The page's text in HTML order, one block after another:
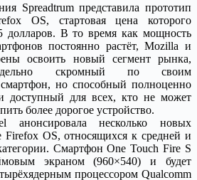
Spreadtrum представила прототип
OS, стартовая цена которого
долларов. В то время как мощность
постоянно растёт, Mozilla и
освоить новый сегмент рынка,
скромный по своим
смартфон, но способный полноценно
доступный для всех, кто не может
более дорогое устройство.
анонсировала несколько новых
Firefox OS, относящихся к средней и
Смартфон One Touch Fire S
экраном (960×540) и будет
процессором Qualcomm